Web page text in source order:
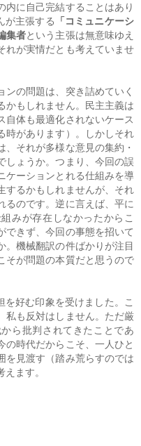
内に自己完結することはあり
が主張する
「コミュニケーシ
集者という主張は無意味ゆえ
れが実情だとも考えていませ
ンの問題は、突き詰めていく
かもしれません。民主主義は
自体も最適化されないケース
時があります）。しかしそれ
それが多様な意見の集約・
しょうか。つまり、今回の誤
ケーションとれる仕組みを導
するかもしれませんが、それ
るのです。逆に言えば、平に
みが存在しなかったからこ
できず、今回の事態を招いて
。機械翻訳の件ばかりが注目
そが問題の本質だと思うので
好む印象を受けました。こ
私も反対はしません。ただ厳
ら批判されてきたことであ
の時代だからこそ、一人ひと
を見渡す（踏み荒らすのでは
ます。